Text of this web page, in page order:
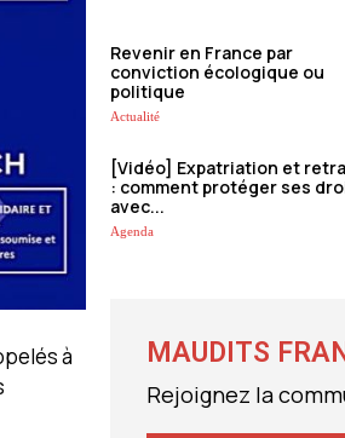
à
Revenir en France par
conviction écologique ou
politique
Actualité
[Vidéo] Expatriation et
: comment protéger ses
avec...
Agenda
MAUDITS
Rejoignez la